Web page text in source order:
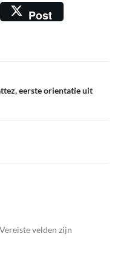
Post
eerste orientatie uit
Vereiste velden zijn